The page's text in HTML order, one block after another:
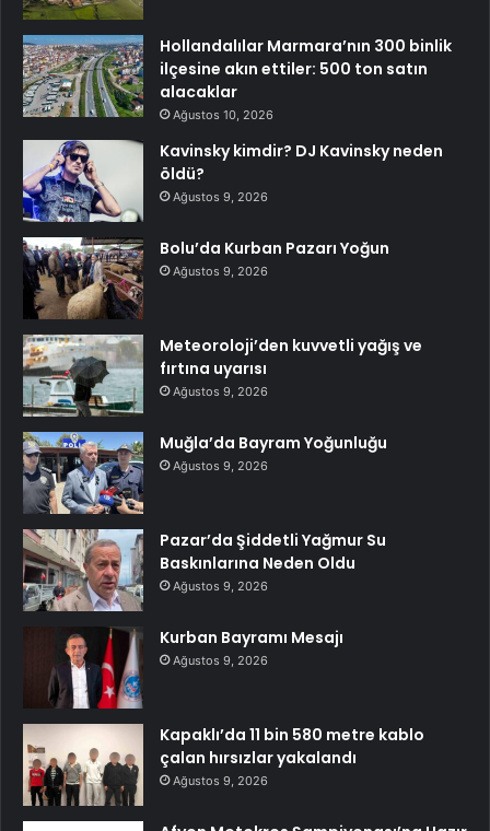
Hollandalılar Marmara’nın 300 binlik
ilçesine akın ettiler: 500 ton satın
alacaklar
Ağustos 10, 2026
Kavinsky kimdir? DJ Kavinsky neden
öldü?
Ağustos 9, 2026
Bolu’da Kurban Pazarı Yoğun
Ağustos 9, 2026
Meteoroloji’den kuvvetli yağış ve
fırtına uyarısı
Ağustos 9, 2026
Muğla’da Bayram Yoğunluğu
Ağustos 9, 2026
Pazar’da Şiddetli Yağmur Su
Baskınlarına Neden Oldu
Ağustos 9, 2026
Kurban Bayramı Mesajı
Ağustos 9, 2026
Kapaklı’da 11 bin 580 metre kablo
çalan hırsızlar yakalandı
Ağustos 9, 2026